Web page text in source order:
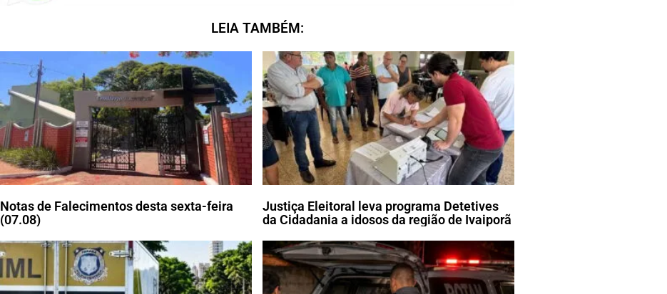
LEIA TAMBÉM:
Notas de Falecimentos desta sexta-feira
(07.08)
Justiça Eleitoral leva programa Detetives
da Cidadania a idosos da região de Ivaiporã